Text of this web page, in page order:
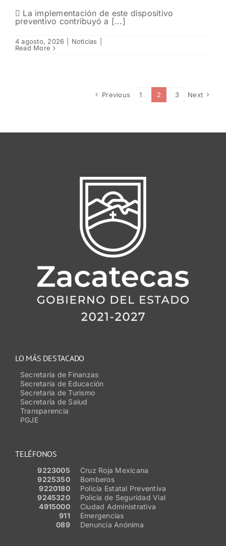
 La implementación de este dispositivo
preventivo contribuyó a [...]
4 agosto, 2026 Noticias
Read More
Previous 1 2 3 Next
TELÉFONOS
9223005
Cruz Roja Mexicana
9225350
Bomberos
9220180
Policía Estatal Preventiva
9245320
Policía de Seguridad Vial
4915000
Ciudad Administrativa
911
Emergencias
089
Denuncia Anónima
LO MÁS DESTACADO
Secretaría de Finanzas
Secretaría de Educación
Secretaría de Turismo
Secretaría de Salud
Transparencia
PGJE